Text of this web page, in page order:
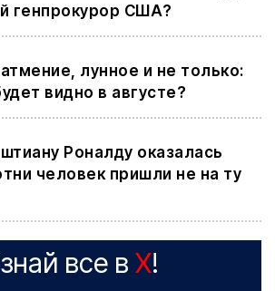
генпрокурор США?
лунное и не только:
видно в августе?
Роналду оказалась
человек пришли не на ту
все в X!